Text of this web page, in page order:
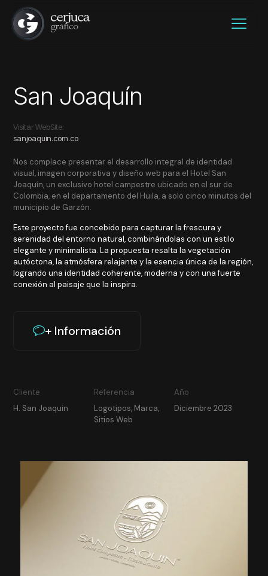
San Joaquín
Visitar WebSite:
sanjoaquin.com.co
Nos complace presentar el desarrollo integral de identidad
visual, imagen corporativa y diseño web para el Hotel San
Joaquín, un exclusivo hotel campestre ubicado en el sur de
Colombia, en el departamento del Huila, a solo cinco minutos del
municipio de Garzón.
Este proyecto fue concebido para capturar la frescura y
serenidad del entorno natural, combinándolas con un estilo
elegante y minimalista. La propuesta resalta la vegetación
autóctona, la atmósfera relajante y la esencia única de la región,
logrando una identidad coherente, moderna y con una fuerte
conexión al paisaje que la inspira.
+ Información
Cliente
H. San Joaquin
Referencia
Logotipos, Marca,
Sitios Web
Año
Diciembre 2023